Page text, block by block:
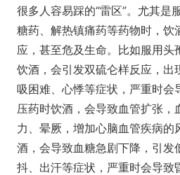
很多人容易踩的“雷区”。尤其是
糖药、解热镇痛药等药物时，饮
应，甚至危及生命。比如服用头
饮酒，会引发双硫仑样反应，出
吸困难、心悸等症状，严重时会
压药时饮酒，会导致血管扩张，
力、晕厥，增加心脑血管疾病的
酒，会导致血糖急剧下降，引发
抖、出汗等症状，严重时会导致